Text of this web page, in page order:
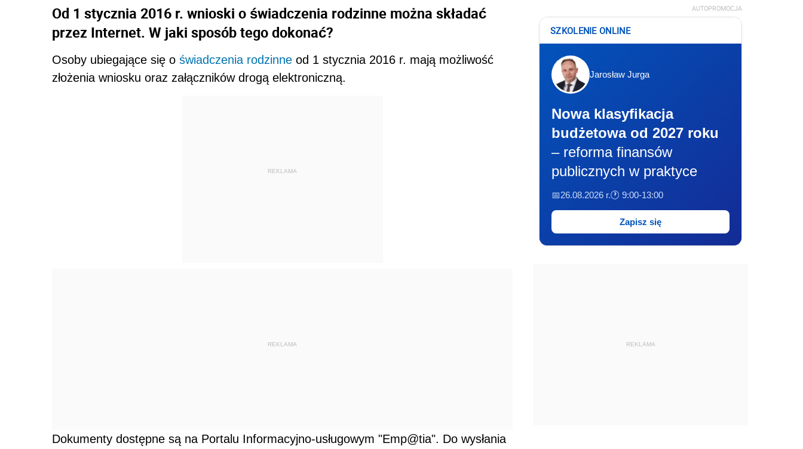
Od 1 stycznia 2016 r. wnioski o świadczenia rodzinne można składać
przez Internet. W jaki sposób tego dokonać?
Osoby ubiegające się o świadczenia rodzinne od 1 stycznia 2016 r. mają możliwość
złożenia wniosku oraz załączników drogą elektroniczną.
REKLAMA
REKLAMA
Dokumenty dostępne są na Portalu Informacyjno-usługowym "Emp@tia". Do wysłania
AUTOPROMOCJA
SZKOLENIE ONLINE
Jarosław Jurga
Nowa klasyfikacja
budżetowa od 2027 roku
– reforma finansów
publicznych w praktyce
📅26.08.2026 r.🕐 9:00-13:00
Zapisz się
REKLAMA